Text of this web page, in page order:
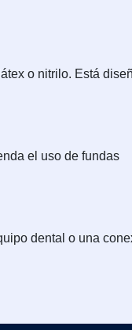
o nitrilo. Está
el uso de fundas
dental o una